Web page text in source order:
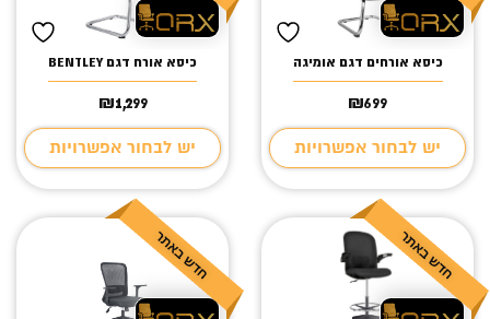
כיסא אורחים דגם אומיגה
₪699
יש לבחור אפשרויות
כיסא אורח דגם BENTLEY
₪1,299
יש לבחור אפשרויות